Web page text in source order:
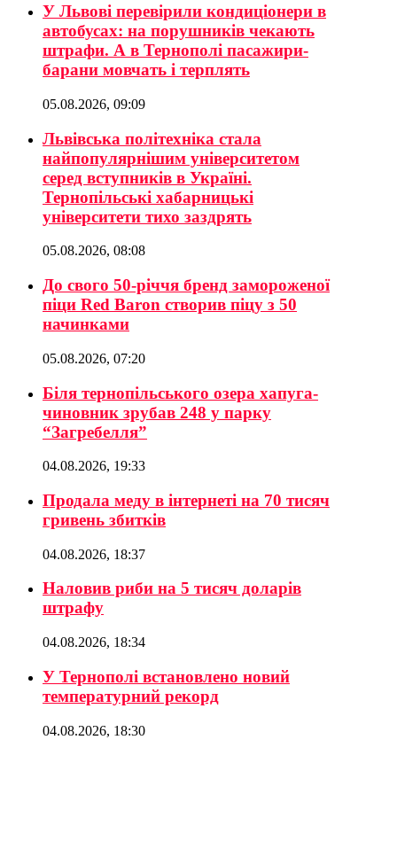
У Львові перевірили кондиціонери в
автобусах: на порушників чекають
штрафи. А в Тернополі пасажири-
барани мовчать і терплять
05.08.2026, 09:09
Львівська політехніка стала
найпопулярнішим університетом
серед вступників в Україні.
Тернопільські хабарницькі
університети тихо заздрять
05.08.2026, 08:08
До свого 50-річчя бренд замороженої
піци Red Baron створив піцу з 50
начинками
05.08.2026, 07:20
Біля тернопільського озера хапуга-
чиновник зрубав 248 у парку
“Загребелля”
04.08.2026, 19:33
Продала меду в інтернеті на 70 тисяч
гривень збитків
04.08.2026, 18:37
Наловив риби на 5 тисяч доларів
штрафу
04.08.2026, 18:34
У Тернополі встановлено новий
температурний рекорд
04.08.2026, 18:30